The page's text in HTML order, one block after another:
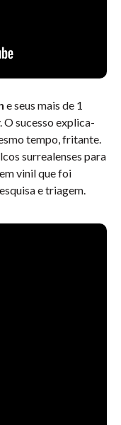
e seus mais de 1
O sucesso explica-
tempo, fritante.
surrealenses para
vinil que foi
e triagem.